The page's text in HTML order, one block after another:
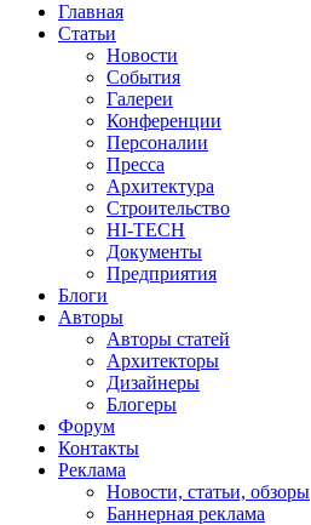
Главная
Статьи
Новости
События
Галереи
Конференции
Персоналии
Пресса
Архитектура
Строительство
HI-TECH
Документы
Предприятия
Блоги
Авторы
Авторы статей
Архитекторы
Дизайнеры
Блогеры
Форум
Контакты
Реклама
Новости, статьи, обзоры
Баннерная реклама